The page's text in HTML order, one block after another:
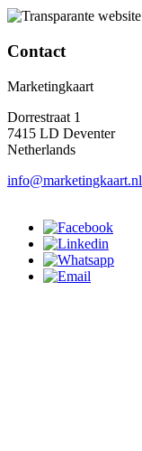
Contact
Marketingkaart
Dorrestraat 1
7415 LD Deventer
Netherlands
info@marketingkaart.nl